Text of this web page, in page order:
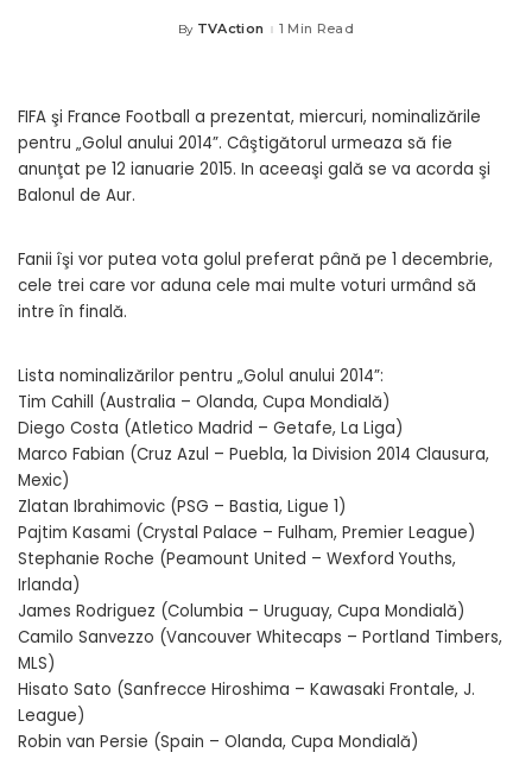
Posted
By TVAction 1 Min Read
FIFA şi France Football a prezentat, miercuri, nominalizările
pentru „Golul anului 2014”. Câştigătorul urmeaza să fie
anunţat pe 12 ianuarie 2015. In aceeaşi gală se va acorda şi
Balonul de Aur.
Fanii îşi vor putea vota golul preferat până pe 1 decembrie,
cele trei care vor aduna cele mai multe voturi urmând să
intre în finală.
Lista nominalizărilor pentru „Golul anului 2014”:
Tim Cahill (Australia – Olanda, Cupa Mondială)
Diego Costa (Atletico Madrid – Getafe, La Liga)
Marco Fabian (Cruz Azul – Puebla, 1a Division 2014 Clausura,
Mexic)
Zlatan Ibrahimovic (PSG – Bastia, Ligue 1)
Pajtim Kasami (Crystal Palace – Fulham, Premier League)
Stephanie Roche (Peamount United – Wexford Youths,
Irlanda)
James Rodriguez (Columbia – Uruguay, Cupa Mondială)
Camilo Sanvezzo (Vancouver Whitecaps – Portland Timbers,
MLS)
Hisato Sato (Sanfrecce Hiroshima – Kawasaki Frontale, J.
League)
Robin van Persie (Spain – Olanda, Cupa Mondială)